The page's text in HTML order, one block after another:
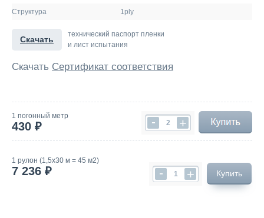
Структура
1ply
Скачать
технический паспорт пленки
и лист испытания
Скачать Сертификат соответствия
1 погонный метр
430 ₽ - +
1 рулон (1,5х30 м = 45 м2)
7 236 ₽ - + Купить